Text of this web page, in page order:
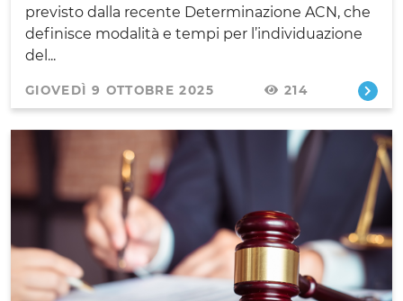
previsto dalla recente Determinazione ACN, che
definisce modalità e tempi per l’individuazione
del...
GIOVEDÌ 9 OTTOBRE 2025 214